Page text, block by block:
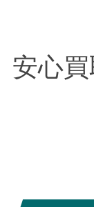
安心